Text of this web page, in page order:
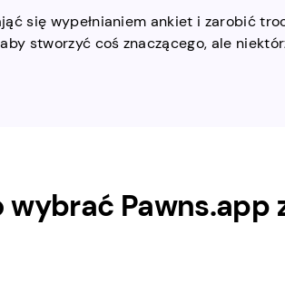
się wypełnianiem ankiet i zarobić
stworzyć coś znaczącego, ale
Pawns.app